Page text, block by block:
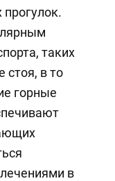
таких
стоя, в то
горные
в